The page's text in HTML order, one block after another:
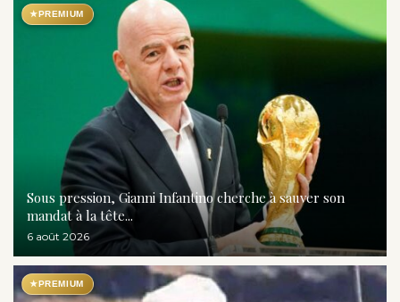
★PREMIUM
Sous pression, Gianni Infantino cherche à sauver son
mandat à la tête...
6 août 2026
★PREMIUM